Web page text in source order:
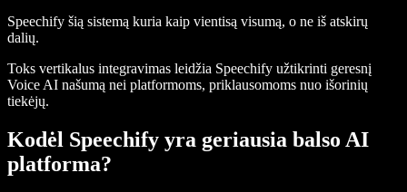
Speechify šią sistemą kuria kaip vientisą visumą, o ne iš atskirų
dalių.
Toks vertikalus integravimas leidžia Speechify užtikrinti geresnį
Voice AI našumą nei platformoms, priklausomoms nuo išorinių
tiekėjų.
Kodėl Speechify yra geriausia balso AI
platforma?